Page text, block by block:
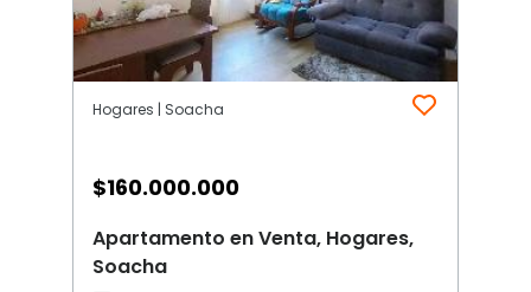
Hogares | Soacha
$160.000.000
Apartamento en Venta, Hogares,
Soacha